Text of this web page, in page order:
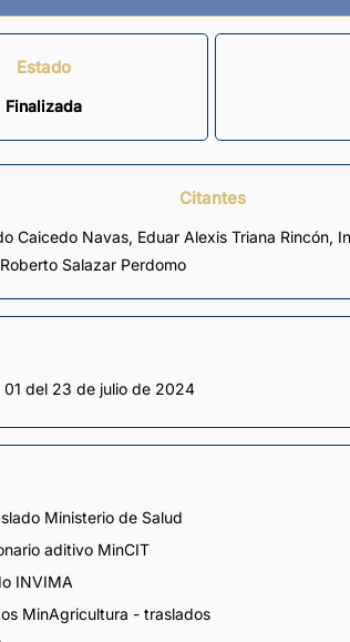
Estado
Finalizada
Citantes
Caicedo Navas, Eduar Alexis Triana Rincón,
Salazar Perdomo
01 del 23 de julio de 2024
Ministerio de Salud
aditivo MinCIT
INVIMA
MinAgricultura - traslados